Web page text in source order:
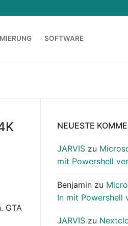
SOFTWARE
GTA
NEUESTE
JARVIS zu
mit Powershell
Benjamin zu
In mit Powershell
JARVIS zu